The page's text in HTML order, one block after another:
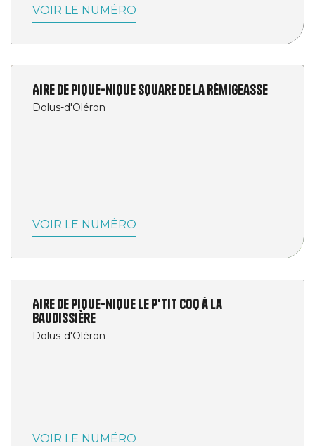
VOIR LE NUMÉRO
Aire de pique-nique Square de la Rémigeasse
Dolus-d'Oléron
VOIR LE NUMÉRO
Aire de pique-nique le P'tit Coq à la
Baudissière
Dolus-d'Oléron
VOIR LE NUMÉRO